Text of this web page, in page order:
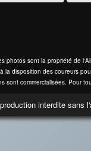
photos sont la propriété de
la disposition des coureurs
sont commercialisées. Pour
interdite sans